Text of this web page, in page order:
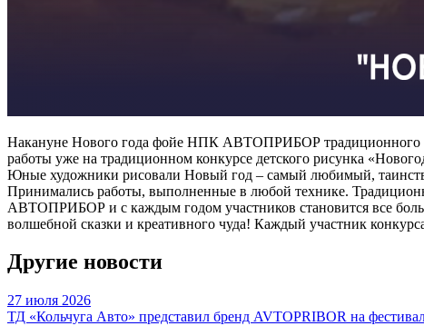
Накануне Нового года фойе НПК АВТОПРИБОР традиционного
работы уже на традиционном конкурсе детского рисунка
Юные художники рисовали Новый год – самый любимый,
Принимались работы, выполненные в любой технике.
АВТОПРИБОР и с каждым годом участников становится все
волшебной сказки и креативного чуда! Каждый участник
Другие новости
27 июля 2026
ТД «Кольчуга Авто» представил бренд AVTOPRIBOR на